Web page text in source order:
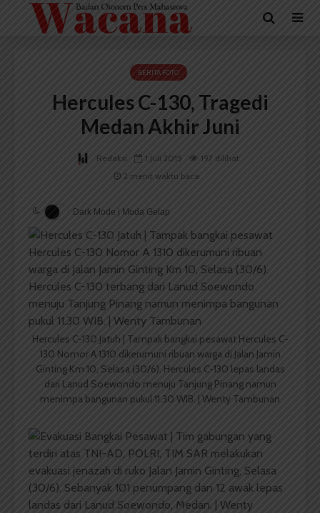
BERITA FOTO
Hercules C-130, Tragedi
Medan Akhir Juni
Redaksi 1 Juli 2015
197 dilihat
2 menit waktu baca
Dark Mode | Moda Gelap
Hercules C-130 Jatuh | Tampak bangkai pesawat Hercules C-
130 Nomor A 1310 dikerumuni ribuan warga di Jalan Jamin
Ginting Km 10, Selasa (30/6). Hercules C-130 lepas landas
dari Lanud Soewondo menuju Tanjung Pinang namun
menimpa bangunan pukul 11.30 WIB. | Wenty Tambunan